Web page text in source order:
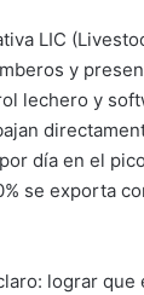
LIC
y
lechero y
día en el
se exporta
lograr que